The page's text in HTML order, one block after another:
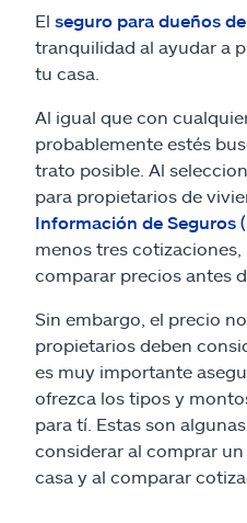
Seguros y más
Recursos
Reclamos
Asistencia y apoyo
Buscar agente
Explore Allstate
Ashburn, VA 20146
English
El seguro para dueños
tranquilidad al ayudar a
tu casa.
Al igual que con
probablemente estés
trato posible. Al
para propietarios de
Información de Seguros
menos tres
comparar precios antes
Sin embargo, el precio
propietarios deben
es muy importante
ofrezca los tipos y
para tí. Estas son
considerar al comprar
casa y al comparar